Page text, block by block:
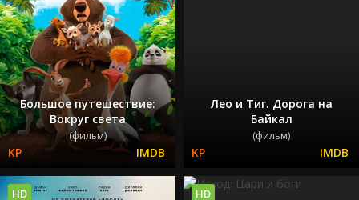
Большое путешествие:
Вокруг света
(фильм)
Лео и Тиг. Дорога на
Байкал
(фильм)
HD HD